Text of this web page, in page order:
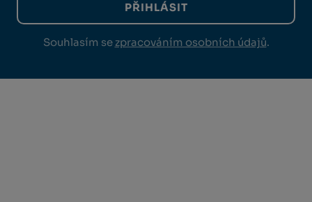
PŘIHLÁSIT
Souhlasím se zpracováním osobních údajů.